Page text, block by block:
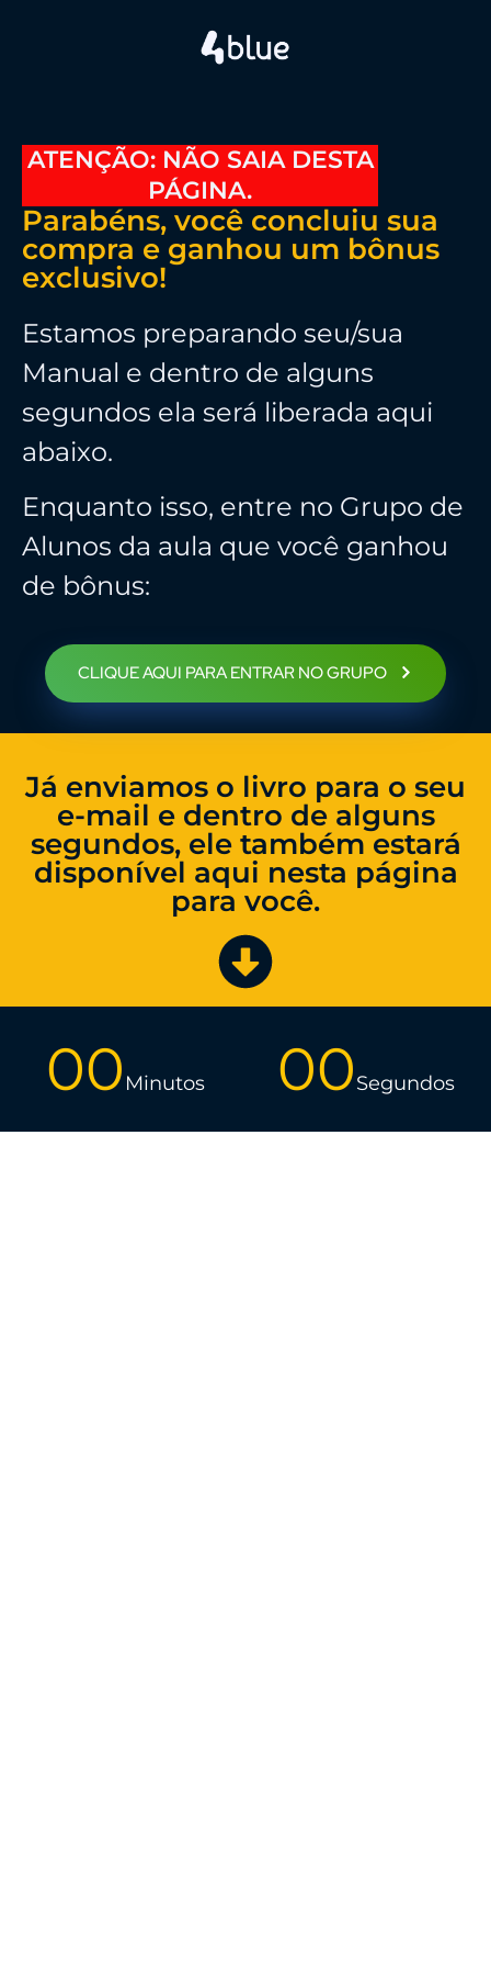
ATENÇÃO: NÃO SAIA DESTA
PÁGINA.
Parabéns, você concluiu sua
compra e ganhou um bônus
exclusivo!
Estamos preparando seu/sua
Manual e dentro de alguns
segundos ela será liberada aqui
abaixo.
Enquanto isso, entre no Grupo de
Alunos da aula que você ganhou
de bônus:
CLIQUE AQUI PARA ENTRAR NO GRUPO
Já enviamos o livro para o seu
e-mail e dentro de alguns
segundos, ele também estará
disponível aqui nesta página
para você.
00 Minutos 00Segundos